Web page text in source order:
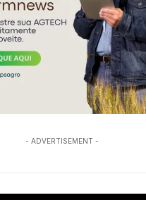
- ADVERTISEMENT -